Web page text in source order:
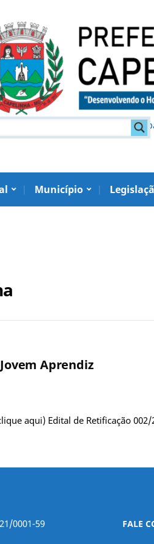
Município
Aprendiz
aqui) Edital de Retificação
0001-59 FALE